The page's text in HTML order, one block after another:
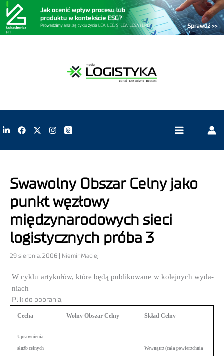
Swawolny Obszar Celny jako
punkt węzłowy
międzynarodowych sieci
logistycznych próba 3
29 sierpnia, 2006 | Niemir Maciej
W cyklu artykułów, które będą publikowane w kolejnych wyda­
niach
Plik do pobrania,
Cecha Wolny Obszar Celny Skład Celny
Uprawnienia
służb celnych Wewnątrz (cała powierzchnia